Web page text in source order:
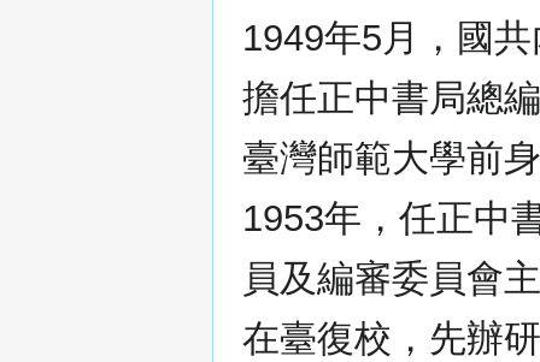
1949年5月，國
擔任正中書局總
臺灣師範大學前
1953年，任正中
員及編審委員會
在臺復校，先辦